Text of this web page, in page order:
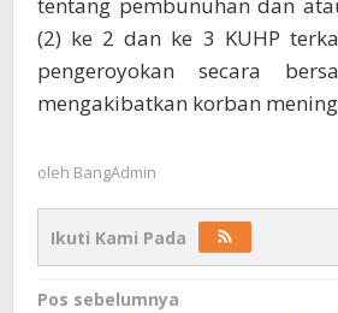
tentang pembunuhan dan
(2) ke 2 dan ke 3 KUHP
pengeroyokan secara
mengakibatkan korban
oleh BangAdmin
Ikuti Kami Pada
Navigasi
Pos sebelumnya